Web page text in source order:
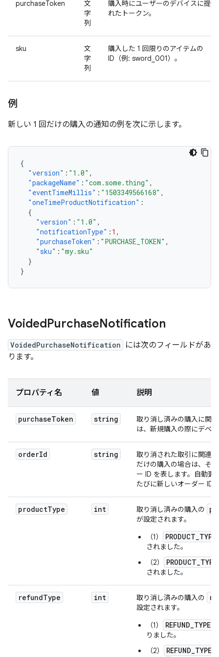
purchaseToken
文
字
列
購入時にユーザーのデバイスに提
れたトークン。
sku
文
字
列
購入した 1 回限りのアイテムの
ID（例: sword_001）。
例
新しい 1 回だけの購入の通知の例を次に示します。
{
"version" : "1.0" ,
"packageName" : "com.some.thing" ,
"eventTimeMillis" : "1503349566168" ,
"oneTimeProductNotification" :
{
"version" : "1.0" ,
"notificationType" : 1 ,
"purchaseToken" : "PURCHASE_TOKEN" ,
"sku" : "my.sku"
}
}
VoidedPurchaseNotification
VoidedPurchaseNotification
には次のフィールドがあ
ります。
プロパティ名 値 説明
purchaseToken string
取り消し済みの購入に関
は、新規購入の際にデベ
orderId string
取り消された取引に関連
だけの購入の場合は、そ
ー ID を表します。自動更
たびに新しいオーダー ID
productType int 取り消し済みの購入の
が設定されます。
（1）
されました。
（2）
されました。
refundType int 取り消し済みの購入の
設定されます。
（1）
りました。
（2）